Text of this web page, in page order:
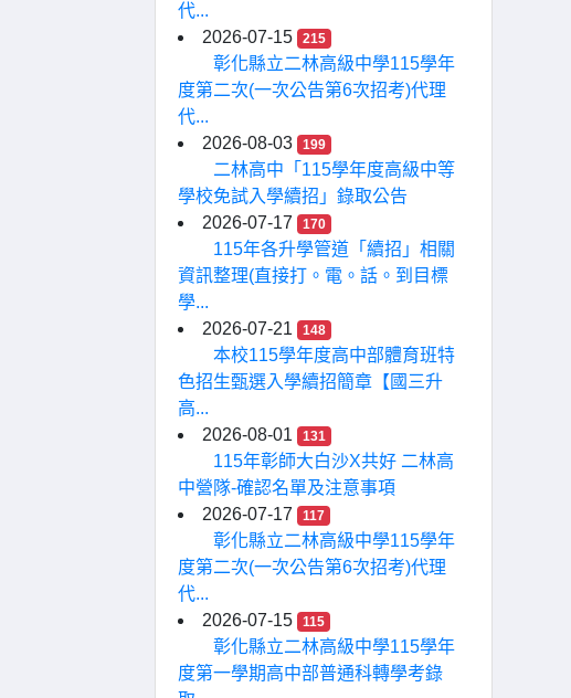
代...
2026-07-15
215
彰化縣立二林高級中學115學年
度第二次(一次公告第6次招考)代理
代...
2026-08-03
199
二林高中「115學年度高級中等
學校免試入學續招」錄取公告
2026-07-17
170
115年各升學管道「續招」相關
資訊整理(直接打。電。話。到目標
學...
2026-07-21
148
本校115學年度高中部體育班特
色招生甄選入學續招簡章【國三升
高...
2026-08-01
131
115年彰師大白沙X共好 二林高
中營隊-確認名單及注意事項
2026-07-17
117
彰化縣立二林高級中學115學年
度第二次(一次公告第6次招考)代理
代...
2026-07-15
115
彰化縣立二林高級中學115學年
度第一學期高中部普通科轉學考錄